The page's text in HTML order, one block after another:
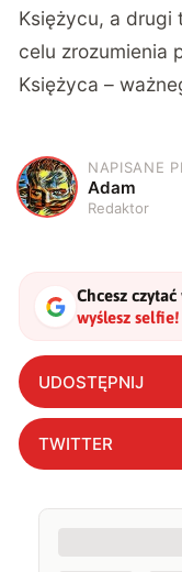
Księżycu, a drugi
celu zrozumienia
Księżyca –
A
NAPISANE
Adam
Redaktor
Chcesz
wyślesz
UDOSTĘPNIJ
TWITTER